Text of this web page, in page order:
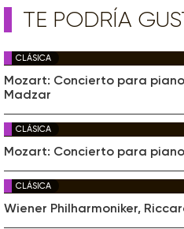
TE PODRÍA
CLÁSICA
Mozart: Concierto para
Madzar
CLÁSICA
Mozart: Concierto para piano
CLÁSICA
Wiener Philharmoniker,